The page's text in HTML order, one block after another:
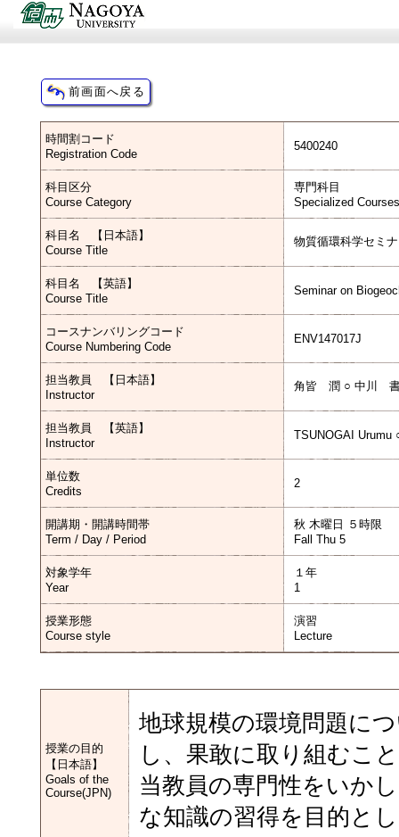
時間割コード
Registration Code
5400240
科目区分
Course Category
専門科目
Specialized Courses
科目名 【日本語】
Course Title
物質循環科学セミ
科目名 【英語】
Course Title
Seminar on
コースナンバリングコード
Course Numbering Code
ENV147017J
担当教員 【日本語】
Instructor
角皆 潤 ○ 中川
担当教員 【英語】
Instructor
TSUNOGAI Urumu
単位数
Credits
2
開講期・開講時間帯
Term / Day / Period
秋 木曜日 ５時限
Fall Thu 5
対象学年
Year
１年
1
授業形態
Course style
演習
Lecture
授業の目的
【日本語】
Goals of the
Course(JPN)
地球規模の環境問題に
し、果敢に取り組むこ
当教員の専門性をいか
な知識の習得を目的と